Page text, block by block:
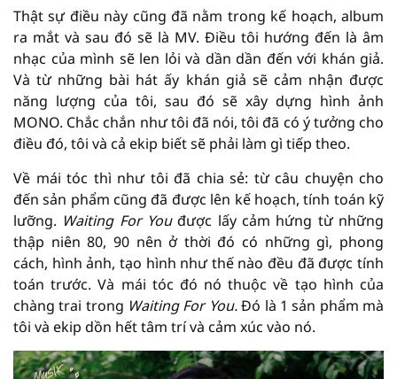
Thật sự điều này cũng đã nằm trong kế hoạch, album
ra mắt và sau đó sẽ là MV. Điều tôi hướng đến là âm
nhạc của mình sẽ len lỏi và dần dần đến với khán giả.
Và từ những bài hát ấy khán giả sẽ cảm nhận được
năng lượng của tôi, sau đó sẽ xây dựng hình ảnh
MONO. Chắc chắn như tôi đã nói, tôi đã có ý tưởng cho
điều đó, tôi và cả ekip biết sẽ phải làm gì tiếp theo.
Về mái tóc thì như tôi đã chia sẻ: từ câu chuyện cho
đến sản phẩm cũng đã được lên kế hoạch, tính toán kỹ
lưỡng. Waiting For Youđược lấy cảm hứng từ những
thập niên 80, 90 nên ở thời đó có những gì, phong
cách, hình ảnh, tạo hình như thế nào đều đã được tính
toán trước. Và mái tóc đó nó thuộc về tạo hình của
chàng trai trong Waiting For You.Đó là 1 sản phẩm mà
tôi và ekip dồn hết tâm trí và cảm xúc vào nó.